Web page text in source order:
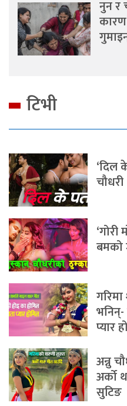
नुन र
कारण
टिभी
‘दिल
चौधरी
बमको
भनिन्-
प्यार
अन्नु
अर्को
सुटिङ